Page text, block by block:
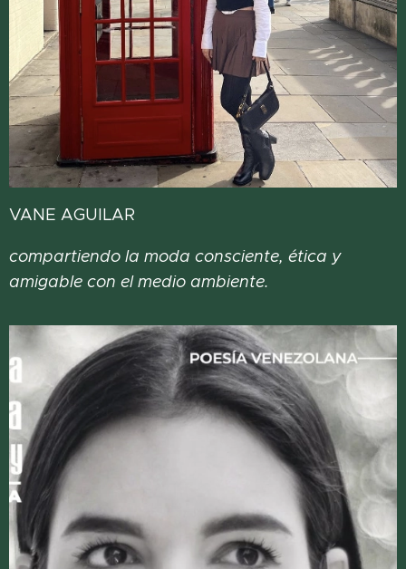
VANE AGUILAR
compartiendo la moda consciente, ética y
amigable con el medio ambiente.